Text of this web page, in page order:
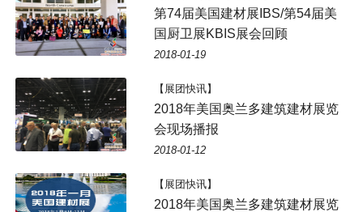
第74届美国建材展IBS/第54届美
国厨卫展KBIS展会回顾
2018-01-19
【展团快讯】
2018年美国奥兰多建筑建材展览
会现场播报
2018-01-12
【展团快讯】
2018年美国奥兰多建筑建材展览